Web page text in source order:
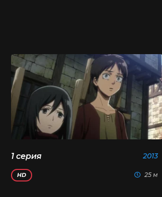
1 серия 2013
HD 25 м